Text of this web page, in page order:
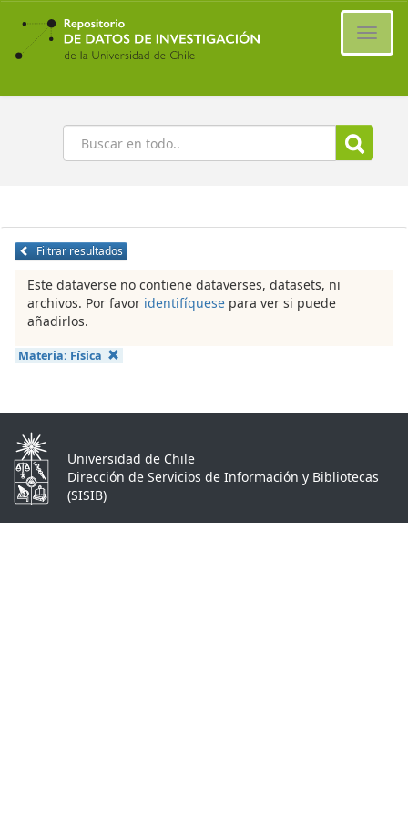
Ir
contenido
principal
Buscar
Filtrar resultados
Este dataverse no contiene dataverses, datasets, ni
archivos. Por favor identifíquese para ver si puede
añadirlos.
Materia: Física
Universidad de Chile
Dirección de Servicios de Información y Bibliotecas
(SISIB)